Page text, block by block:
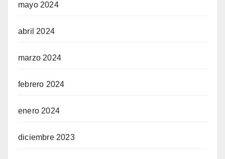
mayo 2024
abril 2024
marzo 2024
febrero 2024
enero 2024
diciembre 2023